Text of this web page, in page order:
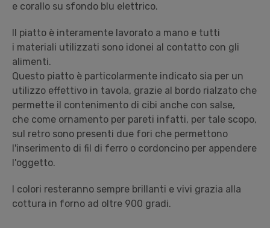
e corallo su sfondo blu elettrico.
Il piatto è interamente lavorato a mano e tutti
i materiali utilizzati sono idonei al contatto con gli
alimenti.
Questo piatto è particolarmente indicato sia per un
utilizzo effettivo in tavola, grazie al bordo rialzato che
permette il contenimento di cibi anche con salse,
che come ornamento per pareti infatti, per tale scopo,
sul retro sono presenti due fori che permettono
l'inserimento di fil di ferro o cordoncino per appendere
l'oggetto.
I colori resteranno sempre brillanti e vivi grazia alla
cottura in forno ad oltre 900 gradi.